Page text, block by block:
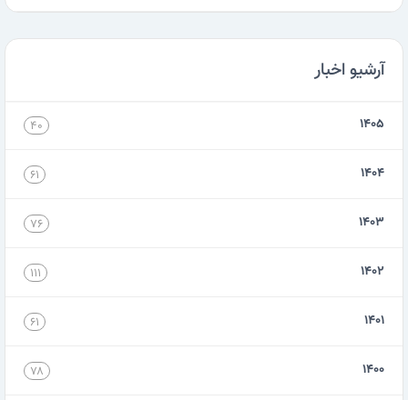
آرشیو اخبار
۱۴۰۵ ۴۰
۱۴۰۴ ۶۱
۱۴۰۳ ۷۶
۱۴۰۲ ۱۱۱
۱۴۰۱ ۶۱
۱۴۰۰ ۷۸